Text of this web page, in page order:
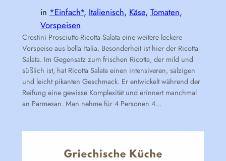
in *Einfach*, Italienisch, Käse, Tomaten
Vorspeisen
Crostini Prosciutto-Ricotta Salata eine weitere leckere
Vorspeise aus bella Italia. Besonderheit ist hier der Ricotta
Salata. Im Gegensatz zum frischen Ricotta, der mild und
süßlich ist, hat Ricotta Salata einen intensiveren, salzigen
und leicht pikanten Geschmack. Er entwickelt während der
Reifung eine gewisse Komplexität und erinnert manchmal
an Parmesan. Man nehme für 4 Personen 4…